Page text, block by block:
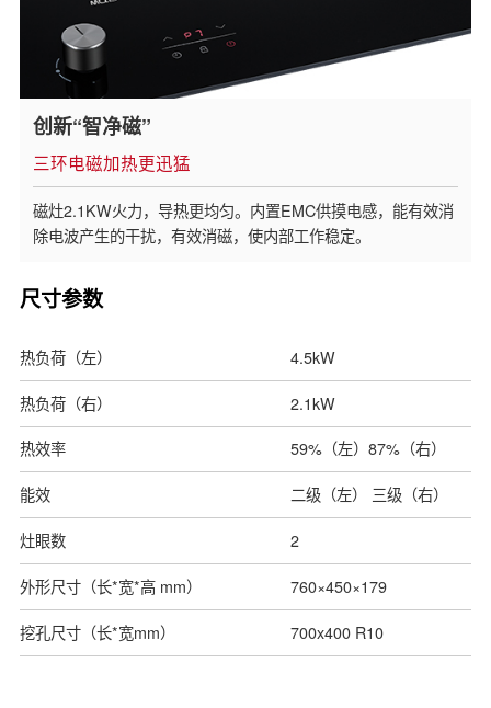
创新“智净磁”
三环电磁加热更迅猛
磁灶2.1KW火力，导热更均匀。内置EMC供摸电感，能有效消
除电波产生的干扰，有效消磁，使内部工作稳定。
尺寸参数
热负荷（左） 4.5kW
热负荷（右） 2.1kW
热效率 59%（左）87%（右）
能效 二级（左） 三级（右）
灶眼数 2
外形尺寸（长*宽*高 mm） 760×450×179
挖孔尺寸（长*宽mm） 700x400 R10